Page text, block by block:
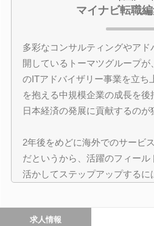
マイナビ転職
多彩なコンサルティングやア
開しているトーマツグループ
のITアドバイザリー事業を立ち
を抱える中規模企業の成長を後
日本経済の発展に貢献するのが
2年後をめどに海外でのサービ
だというから、活躍のフィー
活かしてステップアップするに
求人情報